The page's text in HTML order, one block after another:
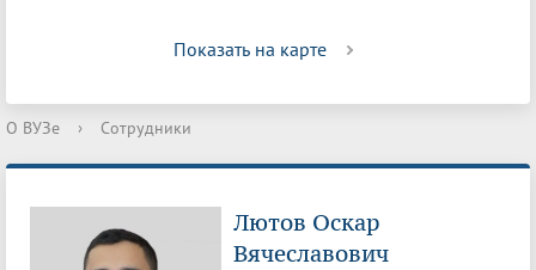
Показать на карте
О ВУЗе › Сотрудники
Лютов Оскар
Вячеславович